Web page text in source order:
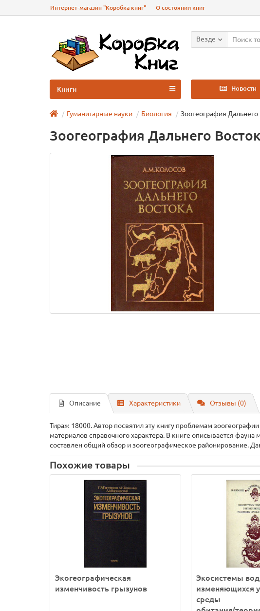
Интернет-магазин "Коробка книг" О состоянии книг
Везде
Новости
Книги
Гуманитарные науки Биология Зоогеография Дальнего
Зоогеография Дальнего
Описание Характеристики Отзывы (0)
Тираж 18000. Автор посвятил эту книгу проблемам
материалов справочного характера. В книге описывается
составлен общий обзор и зоогеографическое районирование.
Похожие товары
Экогеографическая
изменчивость грызунов
Экосистемы
изменяющихся
среды